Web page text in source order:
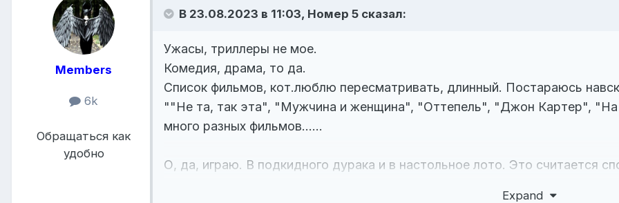
Members
6k
Обращаться как
удобно
В 23.08.2023 в 11:03, Номер 5 сказал:
Ужасы, триллеры не мое.
Комедия, драма, то да.
Список фильмов, кот.люблю пересматривать, длинный. Постараюсь
""Не та, так эта", "Мужчина и женщина", "Оттепель", "Джон Картер",
много разных фильмов......
О, да, играю. В подкидного дурака и в настольное лото. Это считается
Expand